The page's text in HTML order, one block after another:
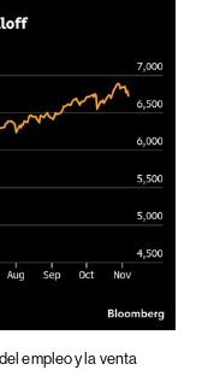
empleo y la venta